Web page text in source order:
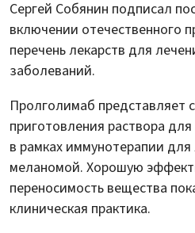
Сергей Собянин подписал
включении отечественного
перечень лекарств для
заболеваний.
Пролголимаб представляет
приготовления раствора
в рамках иммунотерапии
меланомой. Хорошую
переносимость вещества
клиническая практика.